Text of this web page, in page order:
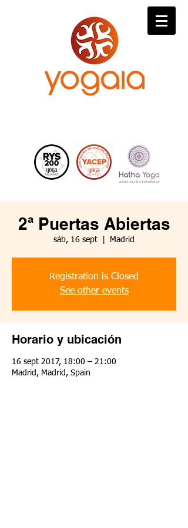
2ª Puertas Abiertas
sáb, 16 sept Madrid
Registration is Closed
See other events
Horario y ubicación
16 sept 2017, 18:00 – 21:00
Madrid, Madrid, Spain